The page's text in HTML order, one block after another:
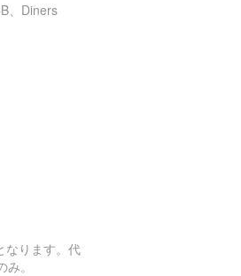
、Diners
なります。代
。